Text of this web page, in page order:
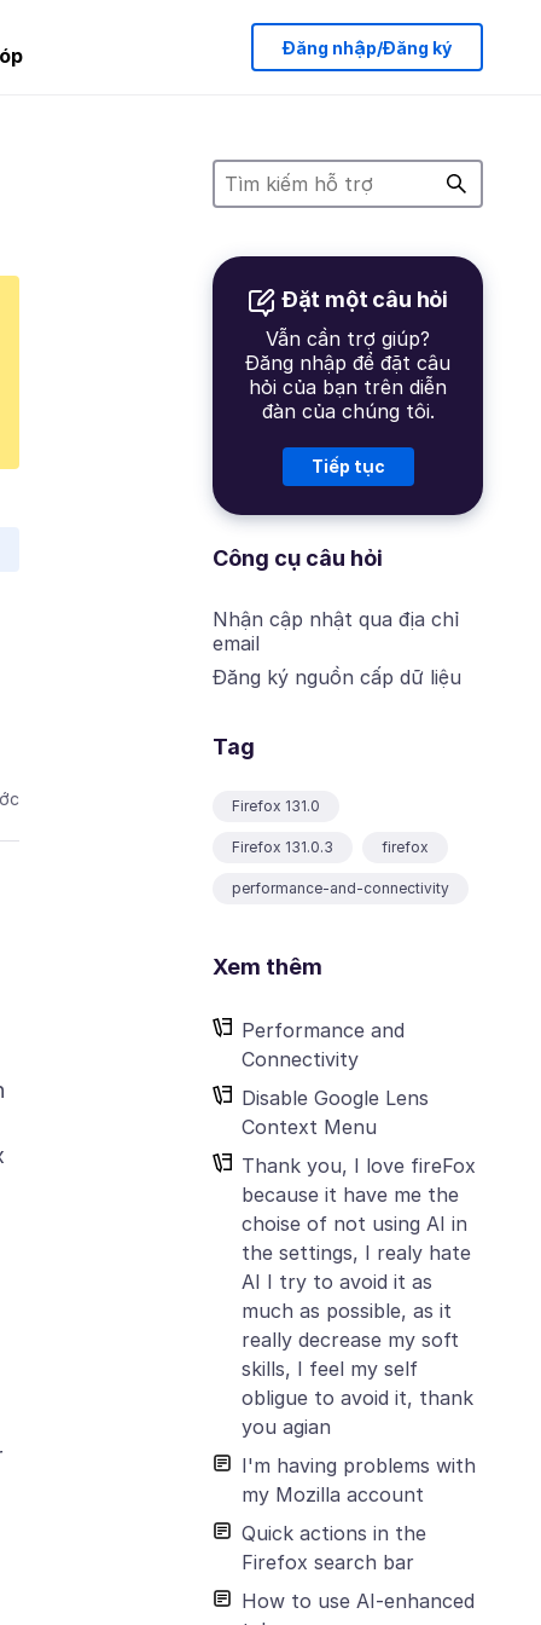
Đăng nhập/Đăng ký
Đặt một câu hỏi
Vẫn cần trợ giúp?
Đăng nhập để đặt câu
hỏi của bạn trên diễn
đàn của chúng tôi.
Tiếp tục
Công cụ câu hỏi
Nhận cập nhật qua địa chỉ
email
Đăng ký nguồn cấp dữ liệu
Tag
Firefox 131.0
Firefox 131.0.3 firefox
performance-and-connectivity
Xem thêm
Performance and
Connectivity
Disable Google Lens
Context Menu
Thank you, I love fireFox
because it have me the
choise of not using AI in
the settings, I realy hate
AI I try to avoid it as
much as possible, as it
really decrease my soft
skills, I feel my self
obligue to avoid it, thank
you agian
I'm having problems with
my Mozilla account
Quick actions in the
Firefox search bar
How to use AI-enhanced